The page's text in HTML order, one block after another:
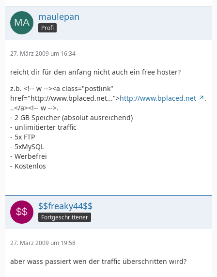
maulepan
Profi
27. März 2009 um 16:34
reicht dir für den anfang nicht auch ein free hoster?
z.b. <!-- w --><a class="postlink"
href="http://www.bplaced.net...">http://www.bplaced.net
.
..</a><!-- w -->.
- 2 GB Speicher (absolut ausreichend)
- unlimitierter traffic
- 5x FTP
- 5xMySQL
- Werbefrei
- Kostenlos
$$freaky44$$
Fortgeschrittener
27. März 2009 um 19:58
aber wass passiert wen der traffic überschritten wird?